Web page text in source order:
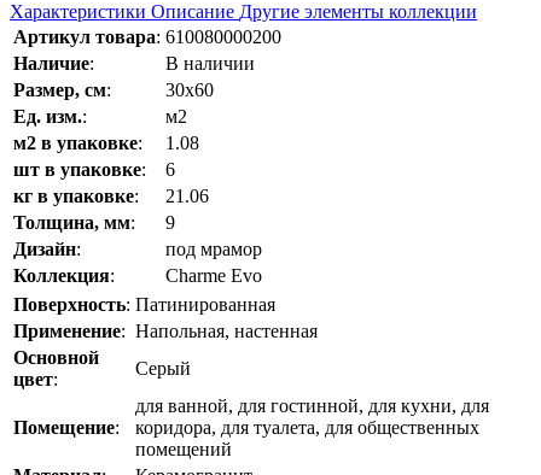
Характеристики Описание Другие элементы коллекции
Артикул товара: 610080000200
Наличие:
В наличии
Размер, см:
30x60
Ед. изм.:
м2
м2 в упаковке:
1.08
шт в упаковке:
6
кг в упаковке:
21.06
Толщина, мм:
9
Дизайн:
под мрамор
Коллекция:
Charme Evo
Поверхность: Патинированная
Применение: Напольная, настенная
Основной
цвет:
Серый
Помещение:
для ванной, для гостинной, для кухни, для
коридора, для туалета, для общественных
помещений